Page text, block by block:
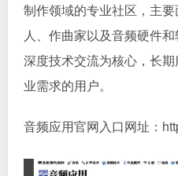
制作领域的专业社区，主
人、作曲家以及音频硬件
深度技术交流为核心，长
业需求的用户。
音频应用官网入口网址：